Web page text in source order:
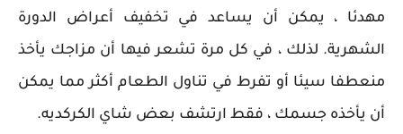
مهدئا ، يمكن أن يساعد في تخفيف أعراض الدورة
الشهرية. لذلك ، في كل مرة تشعر فيها أن مزاجك يأخذ
منعطفا سيئا أو تفرط في تناول الطعام أكثر مما يمكن
أن يأخذه جسمك ، فقط ارتشف بعض شاي الكركديه.